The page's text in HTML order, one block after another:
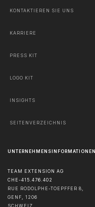
KONTAKTIEREN SIE UNS
KARRIERE
PRESS KIT
LOGO KIT
INSIGHTS
SEITENVERZEICHNIS
UNTERNEHMENSINFORMATIONEN
TEAM EXTENSION AG
CHE-415.476.402
RUE RODOLPHE-TOEPFFER 8,
GENF, 1206